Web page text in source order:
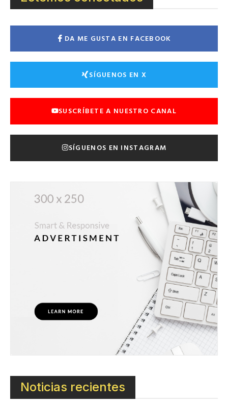
DA ME GUSTA EN FACEBOOK
SÍGUENOS EN X
SUSCRÍBETE A NUESTRO CANAL
SÍGUENOS EN INSTAGRAM
Noticias recientes